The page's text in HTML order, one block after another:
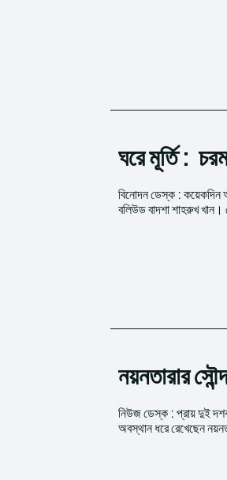
ঘরে মূর্তি :
বিনোদন ডেস্ক : কয়েকদিন
বলিউড বাদশা শাহরুখ
নয়নতারার
নিউজ ডেস্ক : প্রায় দুই দশক
অবস্থান ধরে রেখেছেন